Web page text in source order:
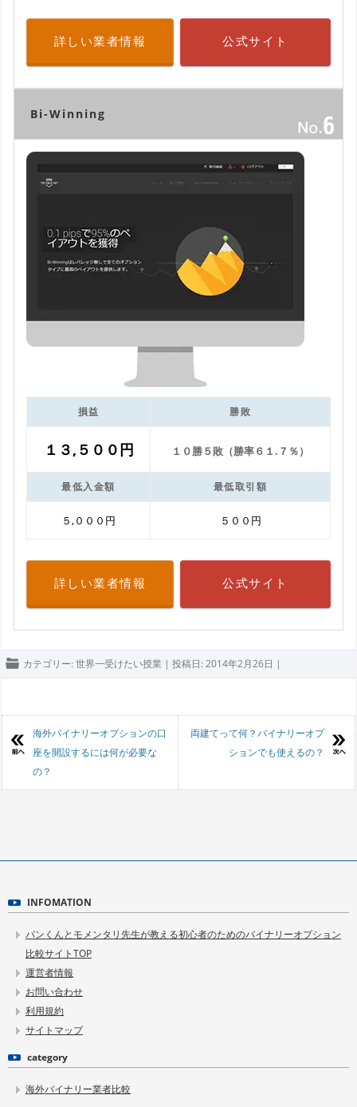
詳しい業者情報 公式サイト
Bi-Winning
損益 勝敗
１３,５００円 １０勝５敗（勝率６１.７％）
最低入金額 最低取引額
５,０００円 ５００円
詳しい業者情報 公式サイト
カテゴリー: 世界一受けたい授業 | 投稿日: 2014年2月26日 |
投稿ナビゲーション
海外バイナリーオプションの口
座を開設するには何が必要な
の？
両建てって何？バイナリーオプ
ションでも使えるの？
INFOMATION
パンくんとモメンタリ先生が教える初心者のためのバイナリーオプション
比較サイトTOP
運営者情報
お問い合わせ
利用規約
サイトマップ
category
海外バイナリー業者比較